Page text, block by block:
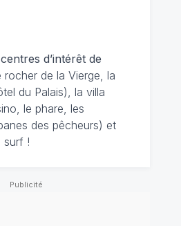
d’intérêt de
rocher de la Vierge, la
du Palais), la villa
le phare, les
des pêcheurs) et
surf !